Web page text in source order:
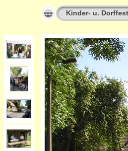
Kinder- u.